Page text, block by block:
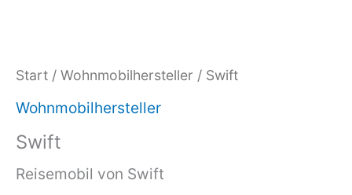
Start / Wohnmobilhersteller / Swift
Wohnmobilhersteller
Swift
Reisemobil von Swift